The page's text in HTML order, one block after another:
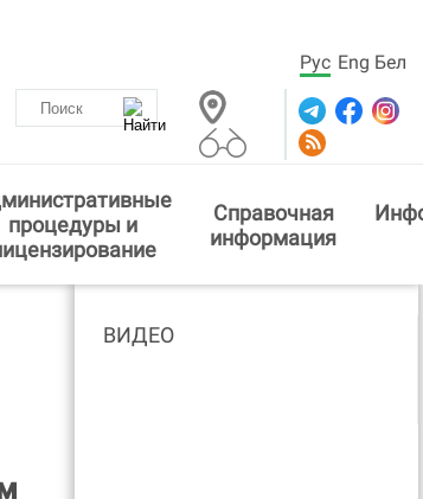
Рус Eng Бел
процедуры и
Справочная
информация
ВИДЕО